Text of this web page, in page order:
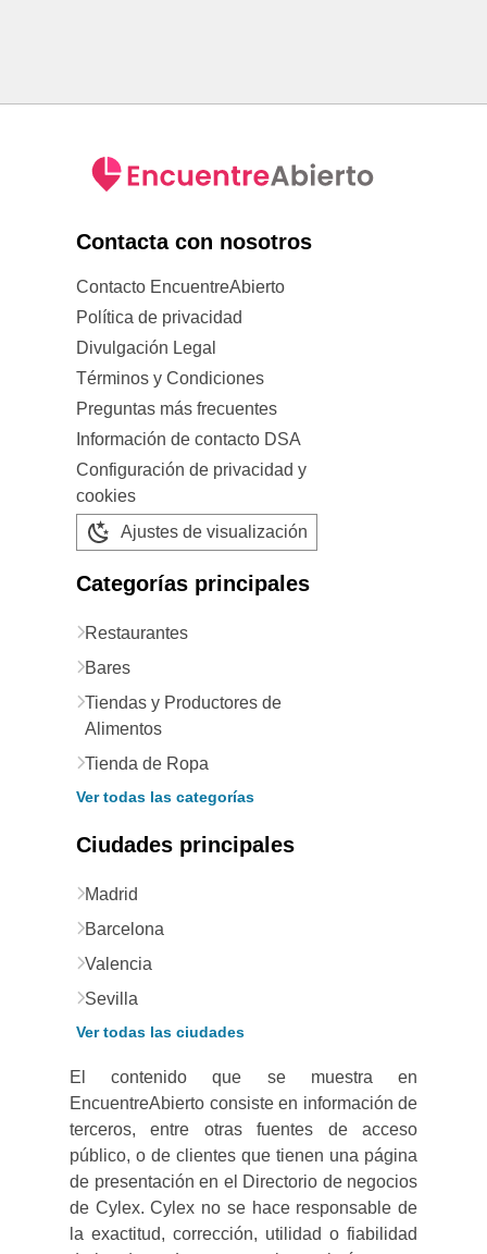
Contacta con nosotros
Contacto EncuentreAbierto
Política de privacidad
Divulgación Legal
Términos y Condiciones
Preguntas más frecuentes
Información de contacto DSA
Configuración de privacidad y
cookies
Ajustes de visualización
Categorías principales
Restaurantes
Bares
Tiendas y Productores de
Alimentos
Tienda de Ropa
Ver todas las categorías
Ciudades principales
Madrid
Barcelona
Valencia
Sevilla
Ver todas las ciudades
El contenido que se muestra en
EncuentreAbierto consiste en información de
terceros, entre otras fuentes de acceso
público, o de clientes que tienen una página
de presentación en el Directorio de negocios
de Cylex. Cylex no se hace responsable de
la exactitud, corrección, utilidad o fiabilidad